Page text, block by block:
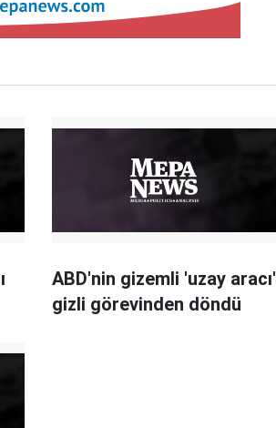
ABD'nin gizemli 'uzay aracı'
gizli görevinden döndü